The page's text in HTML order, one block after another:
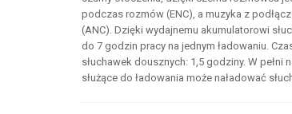
podczas rozmów (ENC), a muzyka z
(ANC). Dzięki wydajnemu akumulatorowi
do 7 godzin pracy na jednym ładowaniu.
słuchawek dousznych: 1,5 godziny. W pełni
służące do ładowania może naładować